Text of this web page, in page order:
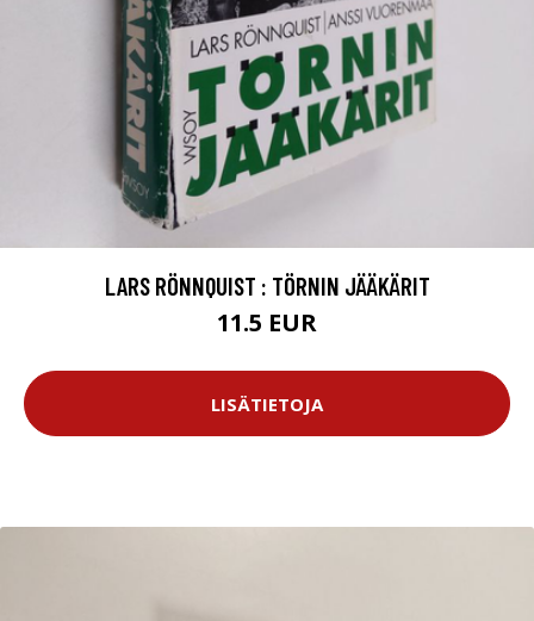
LARS RÖNNQUIST : TÖRNIN JÄÄKÄRIT
11.5 EUR
LISÄTIETOJA